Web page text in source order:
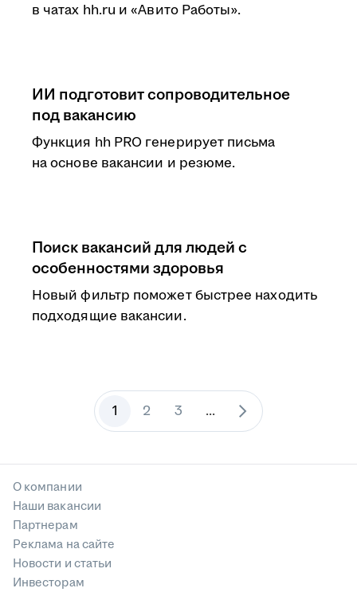
в чатах hh.ru и «Авито Работы».
ИИ подготовит сопроводительное
под вакансию
Функция hh PRO генерирует письма
на основе вакансии и резюме.
Поиск вакансий для людей с
особенностями здоровья
Новый фильтр поможет быстрее находить
подходящие вакансии.
1 2 3 ...
О компании
Наши вакансии
Партнерам
Реклама на сайте
Новости и статьи
Инвесторам